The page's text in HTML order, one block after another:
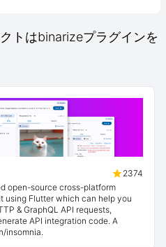
トはbinarizeプラグインを
2374
open-source cross-platform
using Flutter which can help you
& GraphQL API requests,
API integration code. A
insomnia.